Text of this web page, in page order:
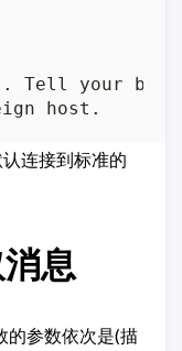
Tell your
连接到标准的
息
的参数依次是(描